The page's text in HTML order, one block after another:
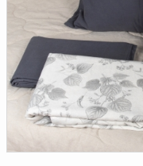
Как оформить заказ
Вакансии
Как нас найти
Написать нам
Доверенность на
получение груза
Документы по работе с
персональными данными
Письмо руководителю